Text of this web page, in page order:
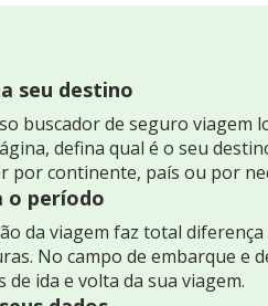
seu destino
buscador de seguro viagem
defina qual é o seu
por continente, país ou por
o período
da viagem faz total
No campo de embarque e
de ida e volta da sua viagem.